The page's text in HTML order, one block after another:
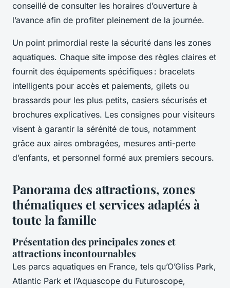
conseillé de consulter les horaires d’ouverture à
l’avance afin de profiter pleinement de la journée.
Un point primordial reste la sécurité dans les zones
aquatiques. Chaque site impose des règles claires et
fournit des équipements spécifiques : bracelets
intelligents pour accès et paiements, gilets ou
brassards pour les plus petits, casiers sécurisés et
brochures explicatives. Les consignes pour visiteurs
visent à garantir la sérénité de tous, notamment
grâce aux aires ombragées, mesures anti-perte
d’enfants, et personnel formé aux premiers secours.
Panorama des attractions, zones
thématiques et services adaptés à
toute la famille
Présentation des principales zones et
attractions incontournables
Les parcs aquatiques en France, tels qu’O’Gliss Park,
Atlantic Park et l’Aquascope du Futuroscope,